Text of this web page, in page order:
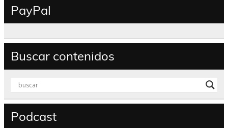
PayPal
Buscar contenidos
Podcast